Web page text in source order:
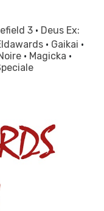
3 · Deus Ex:
· Gaikai ·
· Magicka ·